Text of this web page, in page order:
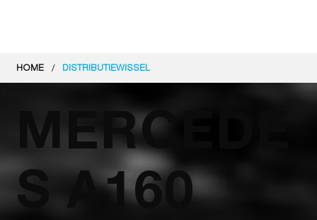
MERCEDE
S A160
HOME / DISTRIBUTIEWISSEL